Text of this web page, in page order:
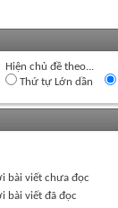
Hiện chủ đề theo...
Thứ tự Lớn dần
bài viết chưa đọc
bài viết đã đọc